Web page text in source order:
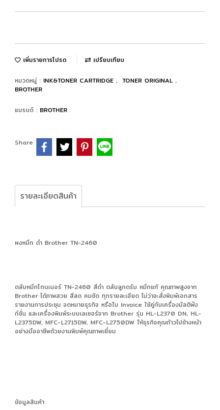
เพิ่มรายการโปรด เปรียบเทียบ
หมวดหมู่ : INK&TONER CARTRIDGE , TONER ORIGINAL ,
BROTHER
แบรนด์ : BROTHER
Share
รายละเอียดสินค้า
ผงหมึก ดำ Brother TN-2460
ตลับหมึกโทนเนอร์ TN-2460 สีดำ ตลับลูกดรัม หมึกแท้ คุณภาพสูงจาก
Brother ได้ภาพสวย สีสด คมชัด ทุกรายละเอียด ไม่ว่าจะสั่งพิมพ์เอกสาร
รายงานการประชุม จดหมายธุรกิจ หรือใบ Invoice ใช้คู่กับเครื่องมัลติฟัง
ก์ชั่น และเครื่องพิมพ์ระบบเลเซอร์จาก Brother รุ่น HL-L2370 DN, HL-
L2375DW, MFC-L2715DW, MFC-L2750DW ให้ธุรกิจคุณก้าวไปข้างหน้า
อย่างมืออาชีพด้วยงานพิมพ์คุณภาพเยี่ยม
ข้อมูลสินค้า